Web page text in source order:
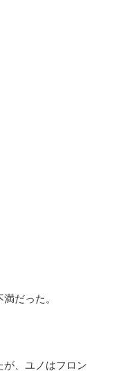
だった。
、ユノはフロン